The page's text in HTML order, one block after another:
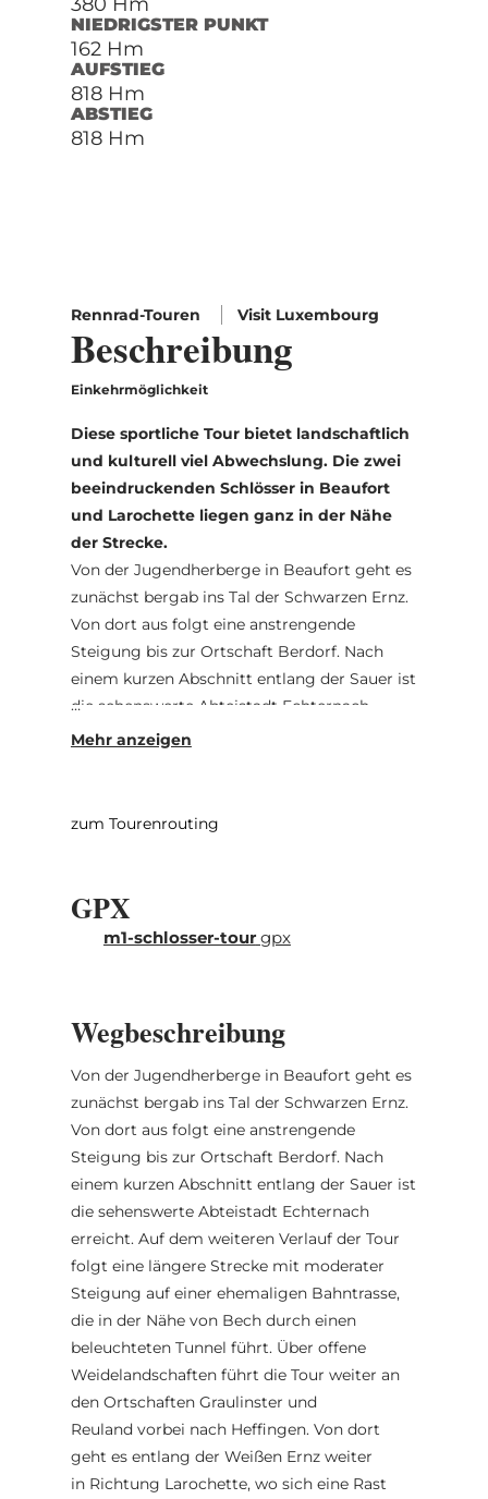
NIEDRIGSTER PUNKT
162 Hm
AUFSTIEG
818 Hm
ABSTIEG
818 Hm
Rennrad-Touren Visit Luxembourg
Beschreibung
Einkehrmöglichkeit
Diese sportliche Tour bietet landschaftlich
und kulturell viel Abwechslung. Die zwei
beeindruckenden Schlösser in Beaufort
und Larochette liegen ganz in der Nähe
der Strecke.
Von der Jugendherberge in Beaufort geht es
zunächst bergab ins Tal der Schwarzen Ernz.
Von dort aus folgt eine anstrengende
Steigung bis zur Ortschaft Berdorf. Nach
einem kurzen Abschnitt entlang der Sauer ist
die sehenswerte Abteistadt Echternach
erreicht. Auf dem weiteren Verlauf der Tour
die in der Nähe von Bech durch einen
den Ortschaften Graulinster und
Reuland vorbei nach Heffingen. Von dort
geht es entlang der Weißen Ernz weiter
anbieten. Weiter geht’s am Fluss entlang
einen letzten steilen Anstieg zum
Ausgangspunkt zurück.
Foto: © Mullerthal Cycling / Lutz
zum Tourenrouting
GPX
m1-schlosser-tourgpx
Wegbeschreibung
Von der Jugendherberge in Beaufort geht es
zunächst bergab ins Tal der Schwarzen Ernz.
Von dort aus folgt eine anstrengende
Steigung bis zur Ortschaft Berdorf. Nach
einem kurzen Abschnitt entlang der Sauer ist
die sehenswerte Abteistadt Echternach
erreicht. Auf dem weiteren Verlauf der Tour
folgt eine längere Strecke mit moderater
Steigung auf einer ehemaligen Bahntrasse,
die in der Nähe von Bech durch einen
beleuchteten Tunnel führt. Über offene
Weidelandschaften führt die Tour weiter an
den Ortschaften Graulinster und
Reuland vorbei nach Heffingen. Von dort
geht es entlang der Weißen Ernz weiter
in Richtung Larochette, wo sich eine Rast